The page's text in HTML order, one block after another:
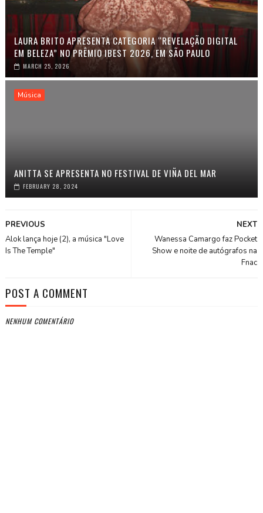
LAURA BRITO APRESENTA CATEGORIA “REVELAÇÃO DIGITAL
EM BELEZA” NO PRÊMIO IBEST 2026, EM SÃO PAULO
MARCH 25, 2026
Música
ANITTA SE APRESENTA NO FESTIVAL DE VIÑA DEL MAR
FEBRUARY 28, 2024
NEXT
Wanessa Camargo faz Pocket
Show e noite de autógrafos na
Fnac
PREVIOUS
Alok lança hoje (2), a música "Love
Is The Temple"
POST A COMMENT
NENHUM COMENTÁRIO